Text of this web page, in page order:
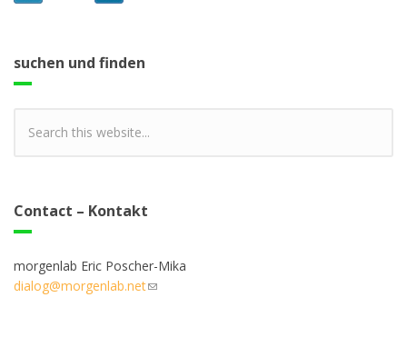
suchen und finden
Contact – Kontakt
morgenlab Eric Poscher-Mika
dialog@morgenlab.net(link sends e-mail)